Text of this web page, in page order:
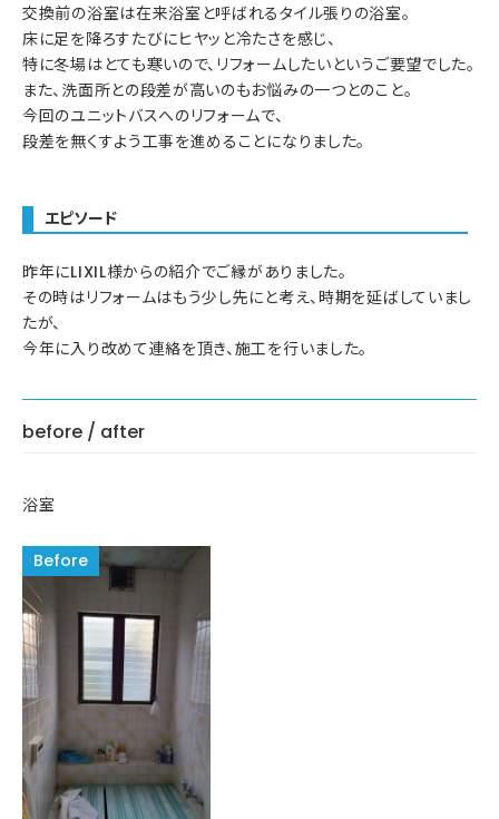
交換前の浴室は在来浴室と呼ばれるタイル張りの浴室。
床に足を降ろすたびにヒヤッと冷たさを感じ、
特に冬場はとても寒いので、リフォームしたいというご要望でした。
また、洗面所との段差が高いのもお悩みの一つとのこと。
今回のユニットバスへのリフォームで、
段差を無くすよう工事を進めることになりました。
エピソード
昨年にLIXIL様からの紹介でご縁がありました。
その時はリフォームはもう少し先にと考え、時期を延ばしていまし
たが、
今年に入り改めて連絡を頂き、施工を行いました。
before / after
浴室